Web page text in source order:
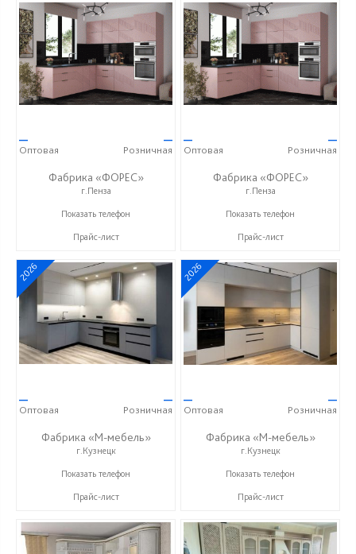
—
Оптовая
—
Розничная
Фабрика «ФОРЕС»
г.Пенза
+7 (8412) 73-85-16
Показать телефон
Прайс-лист
—
Оптовая
—
Розничная
Фабрика «ФОРЕС»
г.Пенза
+7 (8412) 73-85-16
Показать телефон
Прайс-лист
2026
—
Оптовая
—
Розничная
Фабрика «М-мебель»
г.Кузнецк
+7 (902) 349-19-19
Показать телефон
Прайс-лист
2026
—
Оптовая
—
Розничная
Фабрика «М-мебель»
г.Кузнецк
+7 (902) 349-19-19
Показать телефон
Прайс-лист